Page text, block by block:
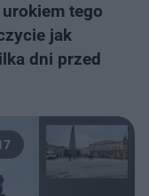
tego
jak
dni przed